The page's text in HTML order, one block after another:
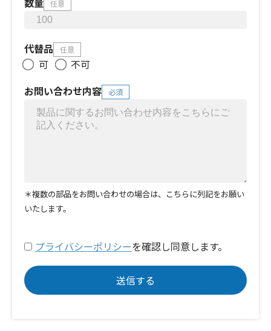
任意
代替品 任意
可
不可
お問い合わせ内容
必須
＊複数の部品をお問い合わせの場合は、こちらに列記をお願い
いたします。
プライバシーポリシーを確認し同意します。